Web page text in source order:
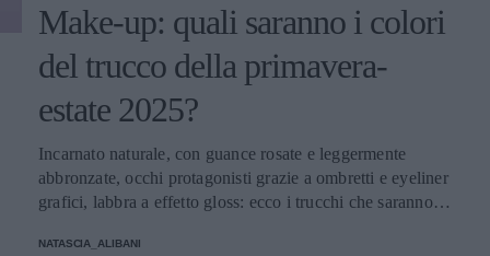
Make-up: quali saranno i colori
del trucco della primavera-
estate 2025?
Incarnato naturale, con guance rosate e leggermente
abbronzate, occhi protagonisti grazie a ombretti e eyeliner
grafici, labbra a effetto gloss: ecco i trucchi che saranno
NATASCIA_ALIBANI